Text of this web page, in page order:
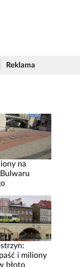
Reklama
na
i miliony
błoto